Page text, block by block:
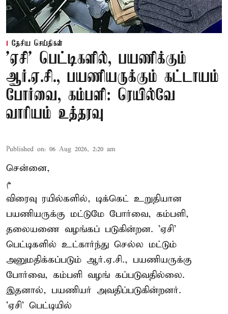
தேசிய செய்திகள்
'ஏசி' பெட்டிகளில், பயணிக்கும்
ஆர்.ஏ.சி., பயணியருக்கும் கட்டாயம்
போர்வை, கம்பளி: ரெயில்வே
வாரியம் உத்தரவு
Published on: 06 Aug 2026, 2:20 am
சென்னை,
م
விரைவு ரயில்களில், டிக்கெட் உறுதியான
பயணியருக்கு மட்டுமே போர்வை, கம்பளி,
தலையணை வழங்கப் படுகின்றன. 'ஏசி'
பெட்டிகளில் உட்கார்ந்து செல்ல மட்டும்
அனுமதிக்கப்படும் ஆர்.ஏ.சி., பயணியருக்கு
போர்வை, கம்பளி வழங் கப்படுவதில்லை.
இதனால், பயணியர் அவதிப்படுகின்றனர்.
'ஏசி' பெட்டியில்